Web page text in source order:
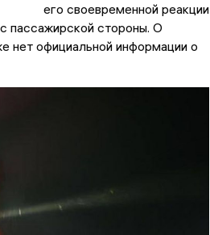
его своевременной реакции
пассажирской стороны. О
нет официальной информации о